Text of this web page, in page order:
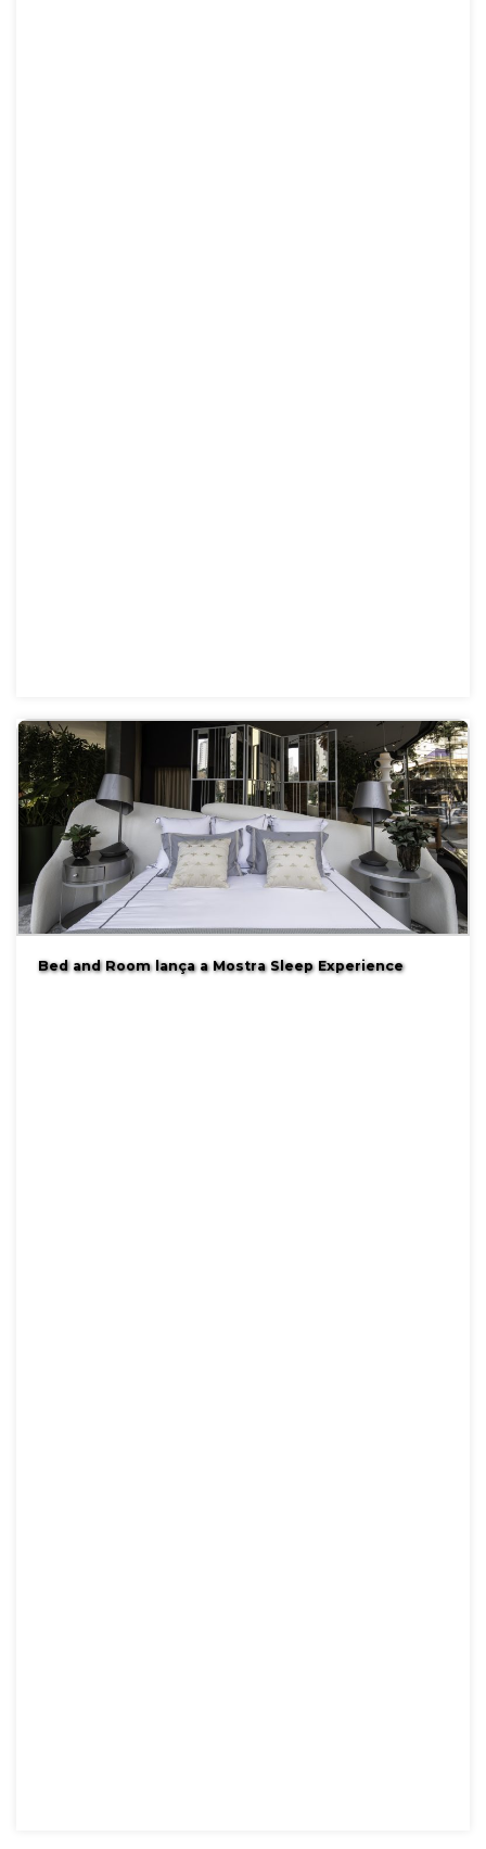
Bed and Room lança a Mostra Sleep Experience